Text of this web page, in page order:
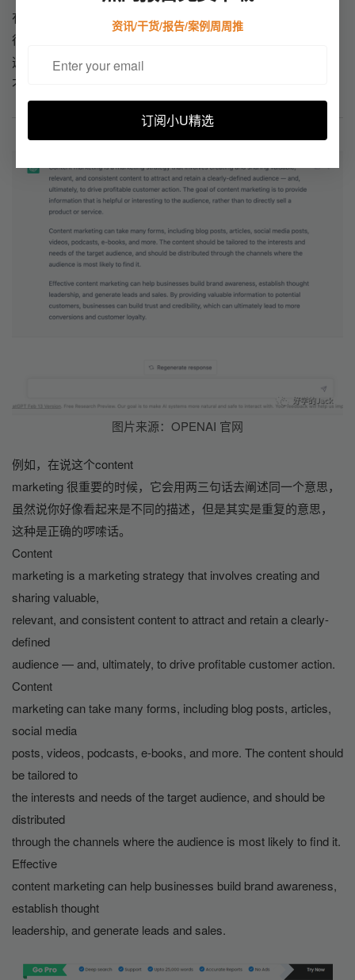
资讯/干货/报告/案例周周推
订阅小U精选
有筛选内容的能力。
很多行业专业度高、权威性强的内容和网站还是需要人工去筛
选，这也是人和机器的区别。
不过可以输入搜索指令，让机器去学习。
图片来源：OPENAI 官网
例如，在说这个content
marketing 很重要的时候，它会用两三句话去阐述同一个意思，
虽然说你好像看起来是不同的描述，但是其实是重复的意思，
这种是正确的啰嗦话。
Content
marketing is a marketing strategy that involves creating and
sharing valuable,
relevant, and consistent content to attract and retain a clearly-
defined
audience — and, ultimately, to drive profitable customer action.
Content
marketing can take many forms, including blog posts, articles,
social media
posts, videos, podcasts, e-books, and more. The content should
be tailored to
the interests and needs of the target audience, and should be
distributed
through the channels where the audience is most likely to find it.
Effective
content marketing can help businesses build brand awareness,
establish thought
leadership, and generate leads and sales.